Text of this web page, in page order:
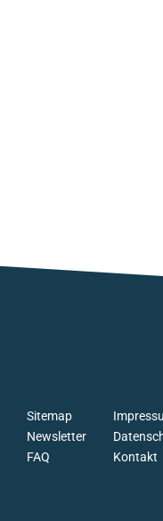
FAQ
Newsletter
Sitemap
Kontakt